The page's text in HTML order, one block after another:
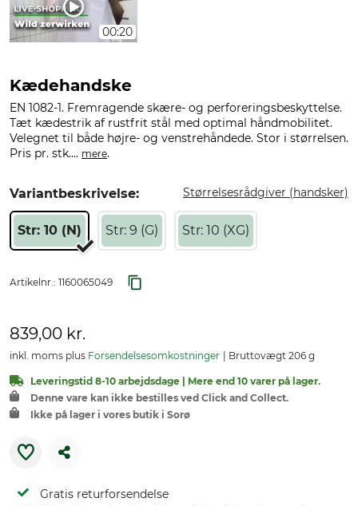
00:20
Kædehandske
EN 1082-1. Fremragende skære- og perforeringsbeskyttelse.
Tæt kædestrik af rustfrit stål med optimal håndmobilitet.
Velegnet til både højre- og venstrehåndede. Stor i størrelsen.
Pris pr. stk.... mere.
Variantbeskrivelse: Størrelsesrådgiver (handsker)
Str: 10 (N) Str: 9 (G) Str: 10 (XG)
Artikelnr.: 1160065049
839,00 kr.
inkl. moms plus Forsendelsesomkostninger Bruttovægt 206 g
Leveringstid 8-10 arbejdsdage | Mere end 10 varer på lager.
Denne vare kan ikke bestilles ved Click and Collect.
Ikke på lager i vores butik i Sorø
Gratis returforsendelse